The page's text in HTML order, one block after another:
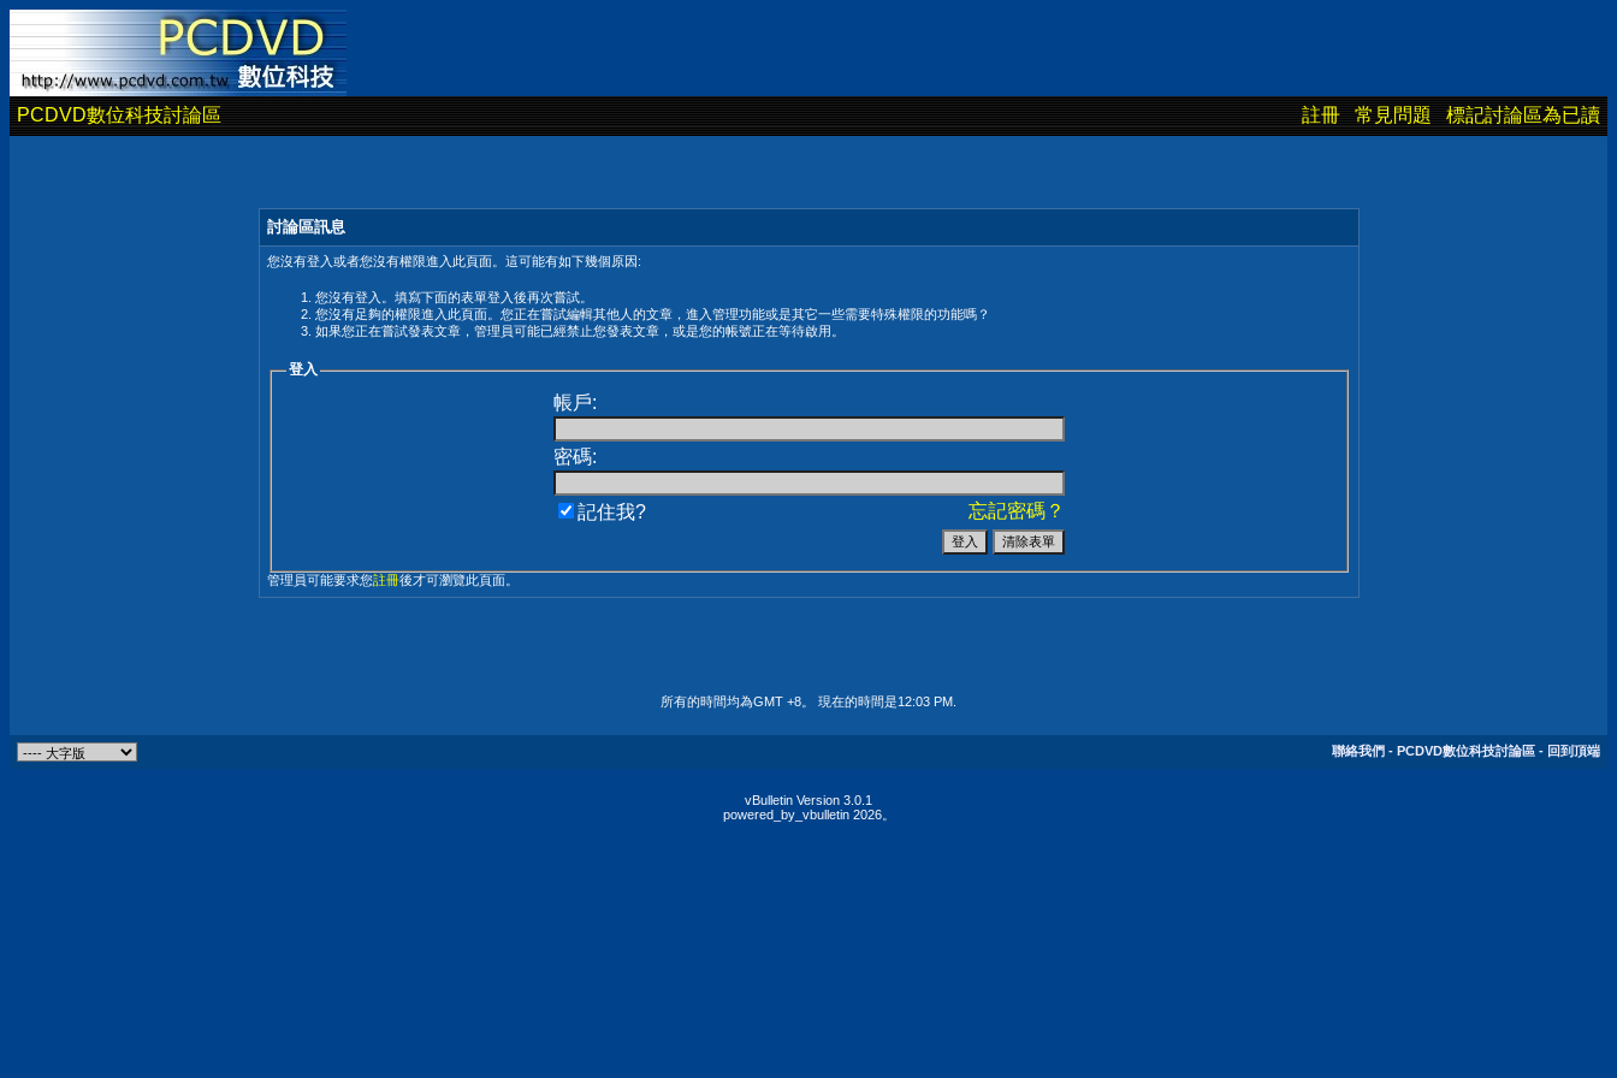
PCDVD數位科技討論區 註冊 常見問題 標記討論區為已讀
討論區訊息
您沒有登入或者您沒有權限進入此頁面。這可能有如下幾個原因:
您沒有登入。填寫下面的表單登入後再次嘗試。
您沒有足夠的權限進入此頁面。您正在嘗試編輯其他人的文章，進入管理功能或是其它一些需要特殊權限的功能嗎？
如果您正在嘗試發表文章，管理員可能已經禁止您發表文章，或是您的帳號正在等待啟用。
登入
帳戶:
密碼:
忘記密碼？
記住我?
管理員可能要求您註冊後才可瀏覽此頁面。
所有的時間均為GMT +8。 現在的時間是12:03 PM
聯絡我們 - PCDVD數位科技討論區 - 回到頂端
vBulletin Version 3.0.1
powered_by_vbulletin 2026。